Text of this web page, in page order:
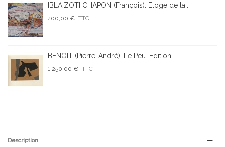
[BLAIZOT] CHAPON (François). Eloge de la...
400,00 € TTC
BENOIT (Pierre-André). Le Peu. Edition...
1 250,00 € TTC
Description